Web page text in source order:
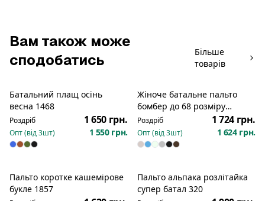
Вам також може
сподобатись
Більше
товарів
Батальний плащ осінь
весна 1468
Роздріб 1 650 грн.
Опт (від3шт) 1 550 грн.
Жіноче батальне пальто
бомбер до 68 розміру
кашемір твід діагональ
комір стійка кармани 2566
Роздріб 1 724 грн.
Опт (від3шт) 1 624 грн.
Пальто коротке кашемірове
букле 1857
Пальто альпака розлітайка
супер батал 320